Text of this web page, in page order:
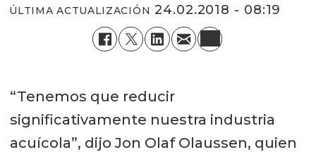
ÚLTIMA ACTUALIZACIÓN 24.02.2018 - 08:19
“Tenemos que reducir
significativamente nuestra industria
acuícola”, dijo Jon Olaf Olaussen, quien